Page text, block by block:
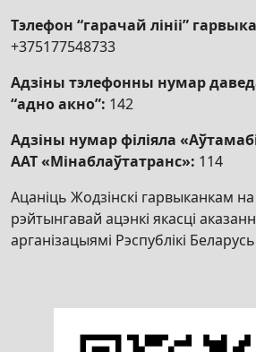
Тэлефон “гарачай лініі”
+375177548733
Адзіны тэлефонны нумар
“адно акно”: 142
Адзіны нумар філіяла
ААТ «Мінаблаўтатранс»: 114
Ацаніць Жодзінскі гарвыканкам
рэйтынгавай ацэнкі якасці
арганізацыямі Рэспублікі Беларусь